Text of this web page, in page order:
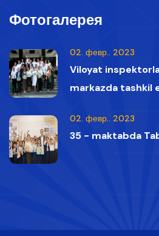
Фотогалерея
02. февр.. 2023
Viloyat
markazda tashkil
02. февр.. 2023
35 - maktabda